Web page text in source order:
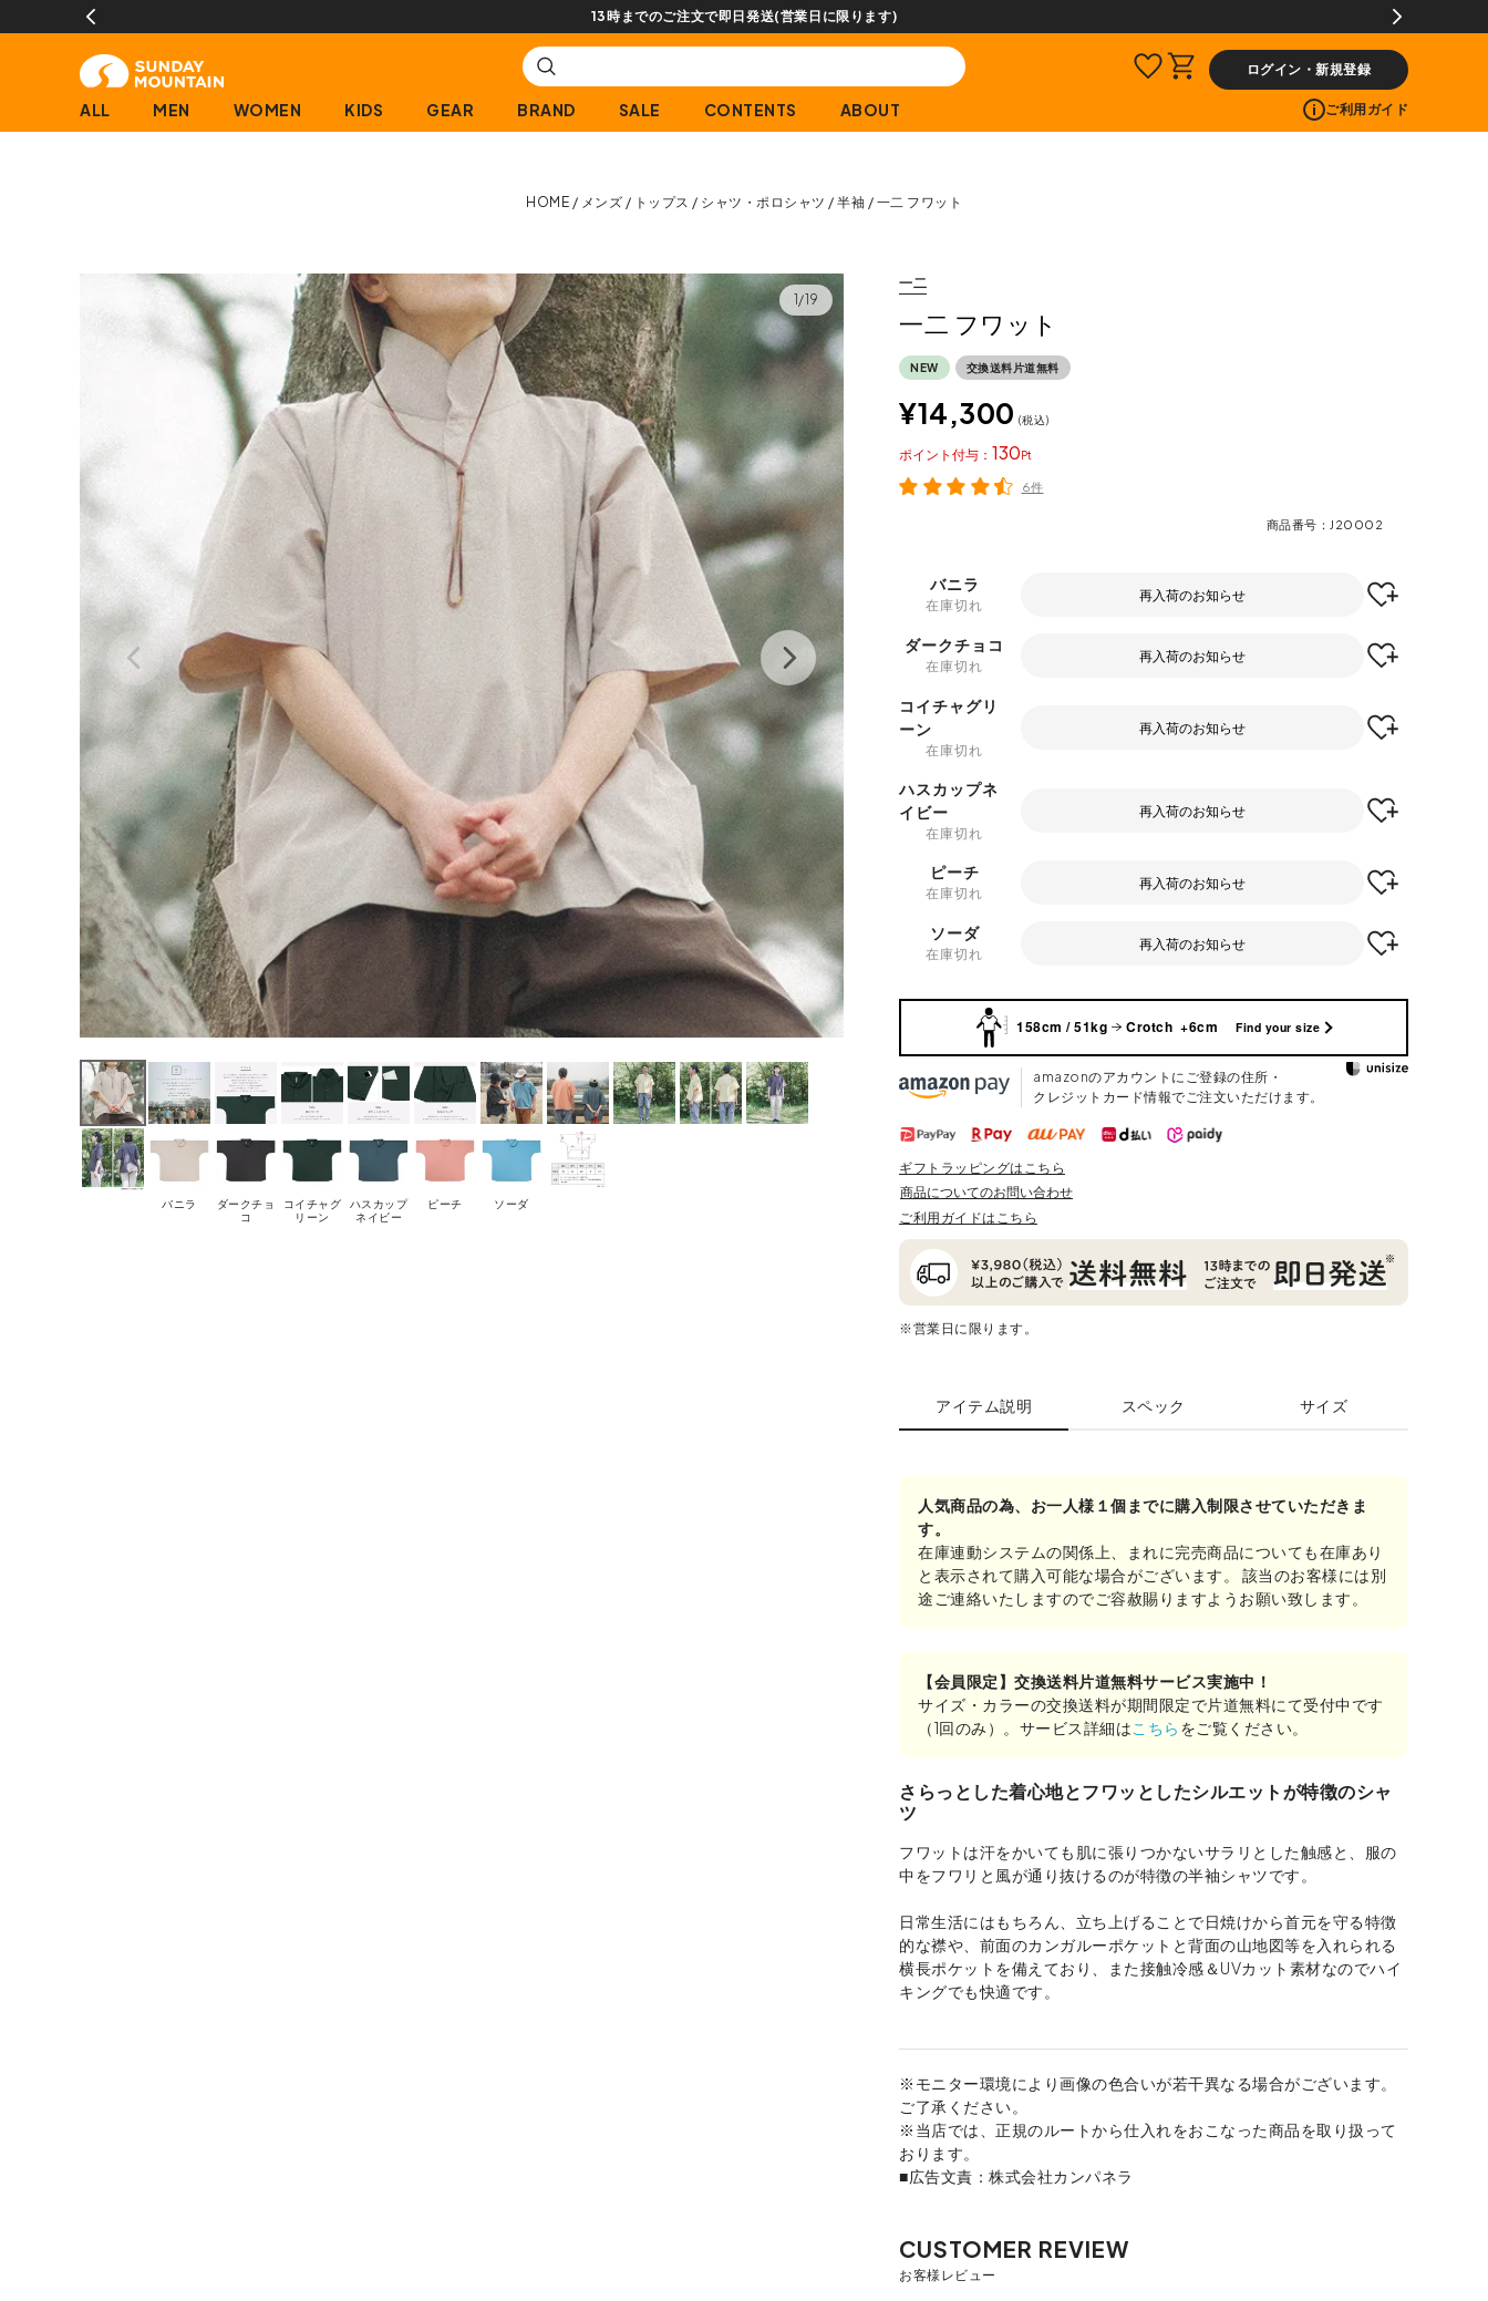
【会員限定】交換送料片道無料サービス
ログイン・新規登録
ALL MEN WOMEN KIDS GEAR BRAND SALE CONTENTS ABOUT ご利用ガイド
HOME メンズ トップス シャツ・ポロシャツ 半袖 一二 フワット
1/19
バニラ
ダークチョ
コ
コイチャグ
リーン
ハスカップ
ネイビー
ピーチ ソーダ
一二
一二 フワット
NEW 交換送料片道無料
¥14,300 税込
130
ポイント
6件
商品番号 J20002
バニラ
在庫切れ
再入荷のお知らせ
ダークチョコ
在庫切れ
再入荷のお知らせ
コイチャグリ
ーン
在庫切れ
再入荷のお知らせ
ハスカップネ
イビー
在庫切れ
再入荷のお知らせ
ピーチ
在庫切れ
再入荷のお知らせ
ソーダ
在庫切れ
再入荷のお知らせ
158cm / 51kg Crotch +6cm Find your size
amazonのアカウントにご登録の住所・
クレジットカード情報でご注文いただけます。
ギフトラッピングはこちら
商品についてのお問い合わせ
ご利用ガイドはこちら
※営業日に限ります。
アイテム説明 スペック サイズ
人気商品の為、お一人様１個までに購入制限させていただきま
す。
在庫連動システムの関係上、まれに完売商品についても在庫あり
と表示されて購入可能な場合がございます。 該当のお客様には別
途ご連絡いたしますのでご容赦賜りますようお願い致します。
【会員限定】交換送料片道無料サービス実施中！
サイズ・カラーの交換送料が期間限定で片道無料にて受付中です
（1回のみ）。サービス詳細は こちら をご覧ください。
さらっとした着心地とフワッとしたシルエットが特徴のシャ
ツ
フワットは汗をかいても肌に張りつかないサラリとした触感と、服の
中をフワリと風が通り抜けるのが特徴の半袖シャツです。
日常生活にはもちろん、立ち上げることで日焼けから首元を守る特徴
的な襟や、前面のカンガルーポケットと背面の山地図等を入れられる
横長ポケットを備えており、また接触冷感＆UVカット素材なのでハイ
キングでも快適です。
※モニター環境により画像の色合いが若干異なる場合がございます。
ご了承ください。
※当店では、正規のルートから仕入れをおこなった商品を取り扱って
おります。
■広告文責：株式会社カンパネラ